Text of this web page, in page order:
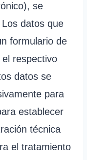
se
datos que
formulario de
respectivo
datos se
para
establecer
técnica
el tratamiento